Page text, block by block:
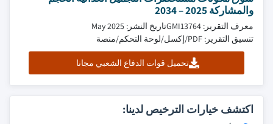
والمشاركة 2025 – 2034
معرف التقرير: GMI13764
تاريخ النشر: May 2025
تنسيق التقرير: PDF/إكسل/لوحة التحكم/منصة
تحميل قوات الدفاع الشعبي مجانا
اكتشف خيارات الترخيص لدينا: